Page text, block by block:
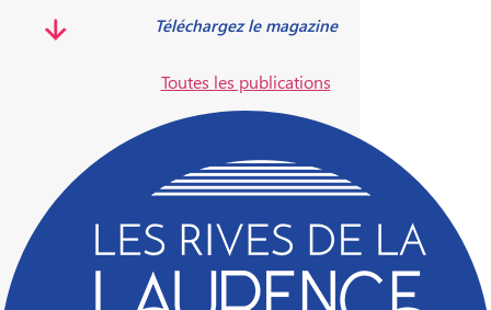
Télécharger le magazine
Toutes les publications